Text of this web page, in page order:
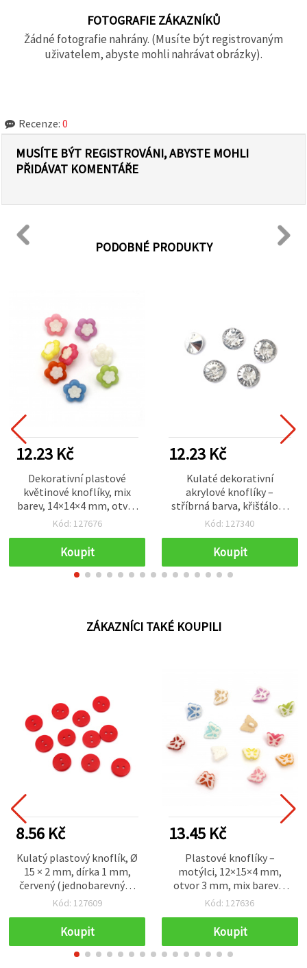
FOTOGRAFIE ZÁKAZNÍKŮ
Žádné fotografie nahrány. (Musíte být registrovaným
uživatelem, abyste mohli nahrávat obrázky).
Recenze: 0
MUSÍTE BÝT REGISTROVÁNI, ABYSTE MOHLI
PŘIDÁVAT KOMENTÁŘE
PODOBNÉ PRODUKTY
12.23 Kč
Dekorativní plastové
květinové knoflíky, mix
barev, 14×14×4 mm, otvor
4 mm – 20 ks
Kód: 127676
Koupit
12.23 Kč
Kulaté dekorativní
akrylové knoflíky –
stříbrná barva, křišťálový
efekt, 15×7 mm, otvor 2
Kód: 127340
Koupit
ZÁKAZNÍCI TAKÉ KOUPILI
8.56 Kč
Kulatý plastový knoflík, Ø
15 × 2 mm, dírka 1 mm,
červený (jednobarevný) –
20 ks
Kód: 127609
Koupit
13.45 Kč
Plastové knoflíky –
motýlci, 12×15×4 mm,
otvor 3 mm, mix barev –
20 ks
Kód: 127636
Koupit